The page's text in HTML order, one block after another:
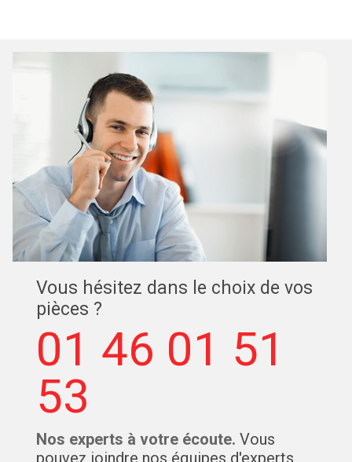
Vous hésitez dans le choix de vos
pièces ?
01 46 01 51
53
Nos experts à votre écoute. Vous
pouvez joindre nos équipes d'experts